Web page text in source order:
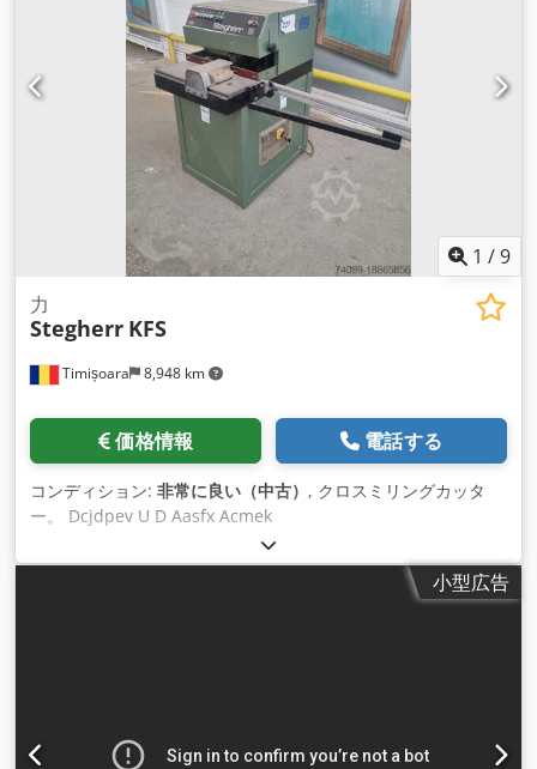
1 /9
Timișoara 8,948 km
力
Stegherr KFS
価格情報 電話する
コンディション: 非常に良い（中古） , クロスミリングカッタ
ー。 Dcjdpev U D Aasfx Acmek
小型広告